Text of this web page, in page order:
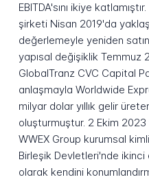
EBITDA'sını ikiye
şirketi Nisan 2019'da
değerlemeyle yeniden
yapısal değişiklik Temmuz
GlobalTranz CVC Capital
anlaşmayla Worldwide
milyar dolar yıllık gelir
oluşturmuştur. 2 Ekim
WWEX Group kurumsal
Birleşik Devletleri'nde
olarak kendini